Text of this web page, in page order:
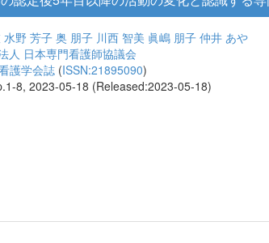
水野 芳子 奥 朋子 川西 智美 眞嶋 朋子 仲井 あや
人 日本専門看護師協議会
護学会誌 (ISSN:21895090)
8, 2023-05-18 (Released:2023-05-18)